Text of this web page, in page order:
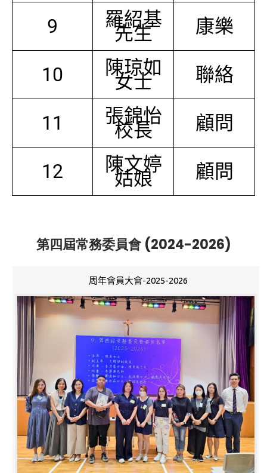
9 羅紹基
先生 康樂
10 陳琼如
女士 聯絡
11 張錦怡
校長 顧問
12 陳文婷
姑娘 顧問
第四屆常務委員會 (2024-2026)
周年會員大會-2025-2026